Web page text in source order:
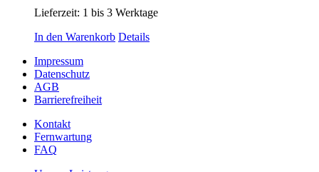
Lieferzeit: 1 bis 3 Werktage
In den Warenkorb Details
Impressum
Datenschutz
AGB
Barrierefreiheit
Kontakt
Fernwartung
FAQ